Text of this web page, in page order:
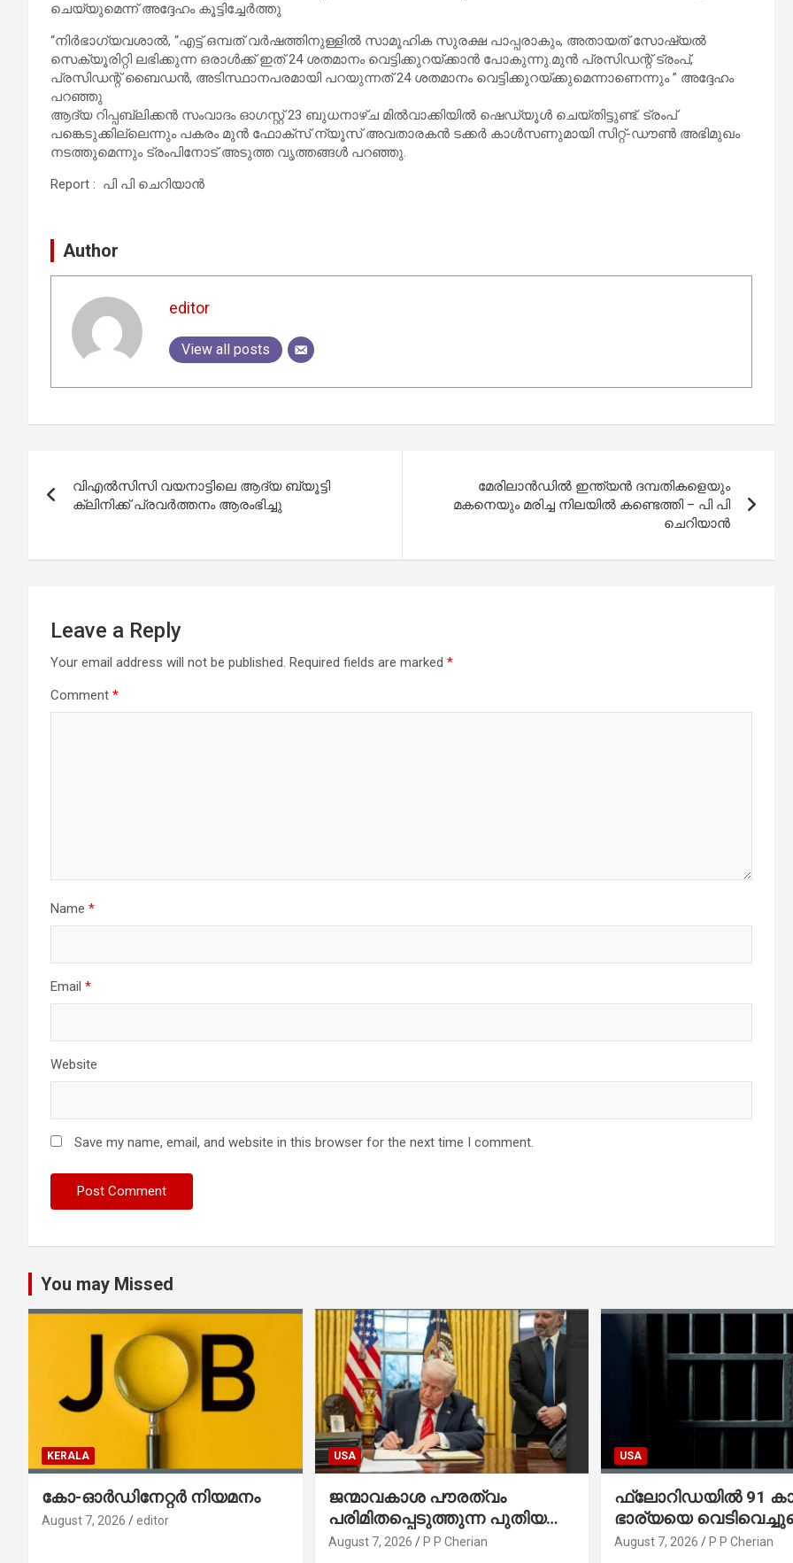
ചെയ്യുമെന്ന് അദ്ദേഹം കൂട്ടിച്ചേർത്തു
“നിർഭാഗ്യവശാൽ, “എട്ട് ഒമ്പത് വർഷത്തിനുള്ളിൽ സാമൂഹിക സുരക്ഷ പാപ്പരാകും, അതായത് സോഷ്യൽ
സെക്യൂരിറ്റി ലഭിക്കുന്ന ഒരാൾക്ക് ഇത് 24 ശതമാനം വെട്ടിക്കുറയ്ക്കാൻ പോകുന്നു.മുൻ പ്രസിഡന്റ് ട്രംപ്,
പ്രസിഡന്റ് ബൈഡൻ, അടിസ്ഥാനപരമായി പറയുന്നത് 24 ശതമാനം വെട്ടിക്കുറയ്ക്കുമെന്നാണെന്നും ” അദ്ദേഹം
പറഞ്ഞു
ആദ്യ റിപ്പബ്ലിക്കൻ സംവാദം ഓഗസ്റ്റ് 23 ബുധനാഴ്ച മിൽവാക്കിയിൽ ഷെഡ്യൂൾ ചെയ്തിട്ടുണ്ട്. ട്രംപ്
പങ്കെടുക്കില്ലെന്നും പകരം മുൻ ഫോക്‌സ് ന്യൂസ് അവതാരകൻ ടക്കർ കാൾസണുമായി സിറ്റ്-ഡൗൺ അഭിമുഖം
നടത്തുമെന്നും ട്രംപിനോട് അടുത്ത വൃത്തങ്ങൾ പറഞ്ഞു.
Report : പി പി ചെറിയാൻ
Author
editor
View all posts
navigation
വിഎല്‍സിസി വയനാട്ടിലെ ആദ്യ ബ്യൂട്ടി
ക്ലിനിക്ക് പ്രവര്‍ത്തനം ആരംഭിച്ചു
മേരിലാൻഡിൽ ഇന്ത്യൻ ദമ്പതികളെയും
മകനെയും മരിച്ച നിലയിൽ കണ്ടെത്തി – പി പി
ചെറിയാൻ
Leave a Reply
Your email address will not be published. Required fields are marked *
Comment *
Name *
Email *
Website
Save my name, email, and website in this browser for the next time I comment.
You may Missed
KERALA
കോ-ഓർഡിനേറ്റർ നിയമനം
August 7, 2026 editor
USA
ജന്മാവകാശ പൗരത്വം
പരിമിതപ്പെടുത്തുന്ന പുതിയ
രണ്ട് എക്സിക്യൂട്ടീവ്
August 7, 2026 P P Cherian
USA
ഫ്ലോറിഡയിൽ 91
ഭാര്യയെ
നഴ്സിങ്
August 7, 2026 P P Cherian